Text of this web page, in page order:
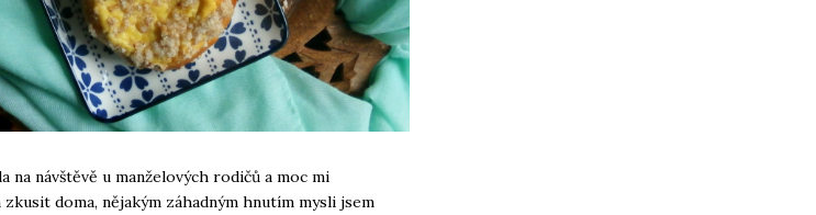
na návštěvě u manželových rodičů a moc mi
doma, nějakým záhadným hnutím mysli jsem